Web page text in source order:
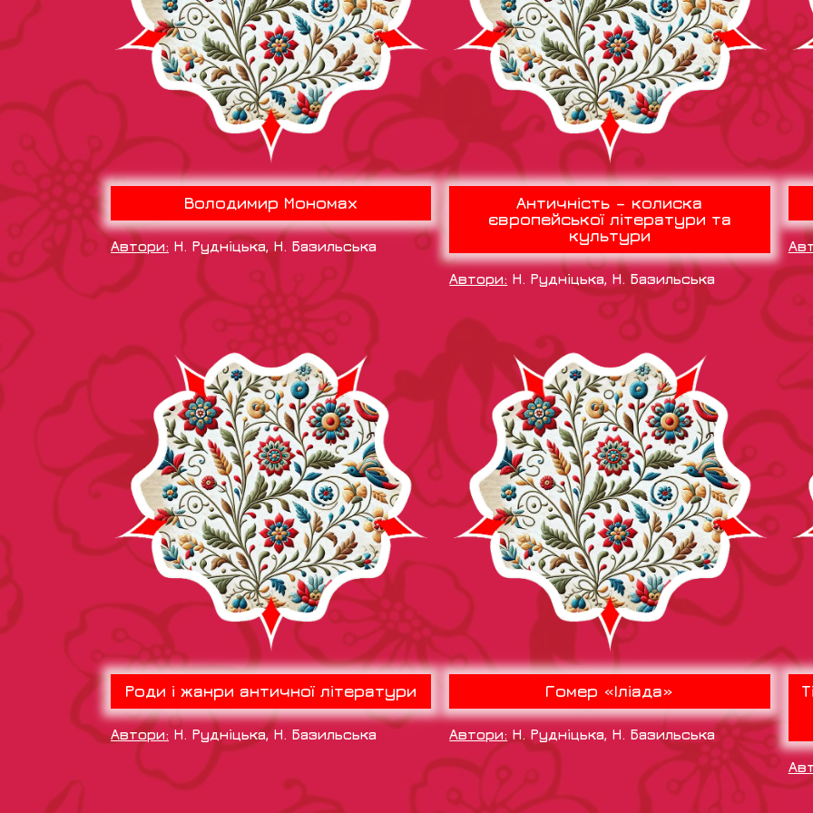
Володимир Мономах
Автори: Н. Рудніцька, Н. Базильська
Античність – колиска
європейської літератури та
культури
Автори: Н. Рудніцька, Н. Базильська
Роди і жанри античної літератури
Автори: Н. Рудніцька, Н. Базильська
Гомер «Іліада»
Автори: Н. Рудніцька, Н. Базильська